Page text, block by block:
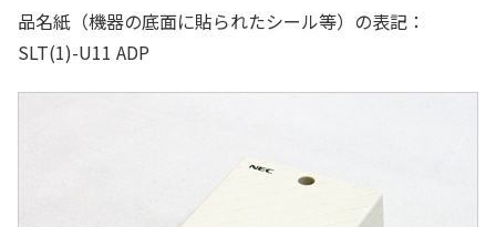
品名紙（機器の底面に貼られたシール等）の表記：
SLT(1)-U11 ADP